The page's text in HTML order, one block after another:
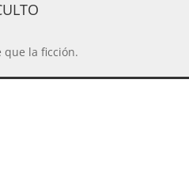
que la ficción.